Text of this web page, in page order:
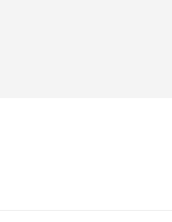
von Herstellern oder bewährten